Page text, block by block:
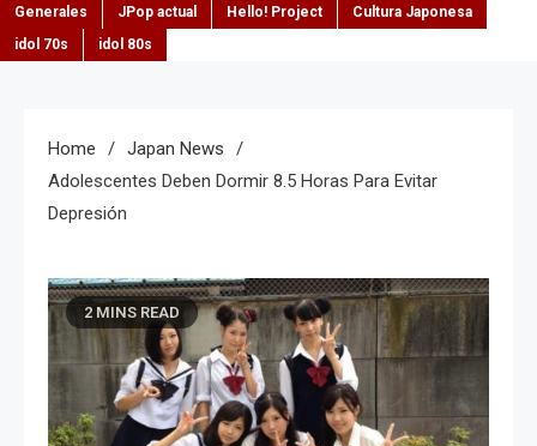
Generales
JPop actual Hello! Project
Cultura Japonesa
idol 70s
idol 80s
Home
Japan News
Adolescentes Deben Dormir 8.5 Horas Para Evitar
Depresión
2 MINS READ